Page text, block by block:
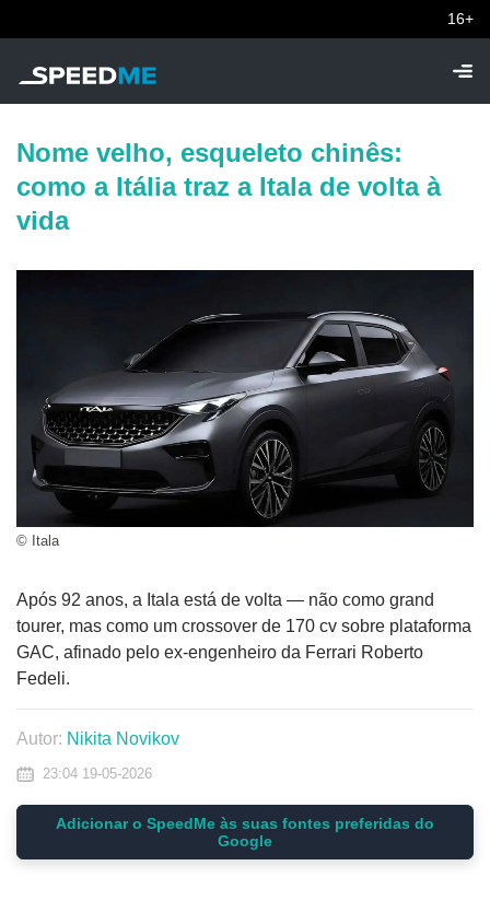
16+
Nome velho, esqueleto chinês:
como a Itália traz a Itala de volta à
vida
© Itala
Após 92 anos, a Itala está de volta — não como grand
tourer, mas como um crossover de 170 cv sobre plataforma
GAC, afinado pelo ex-engenheiro da Ferrari Roberto
Fedeli.
Autor: Nikita Novikov
23:04 19-05-2026
Adicionar o SpeedMe às suas fontes preferidas do
Google